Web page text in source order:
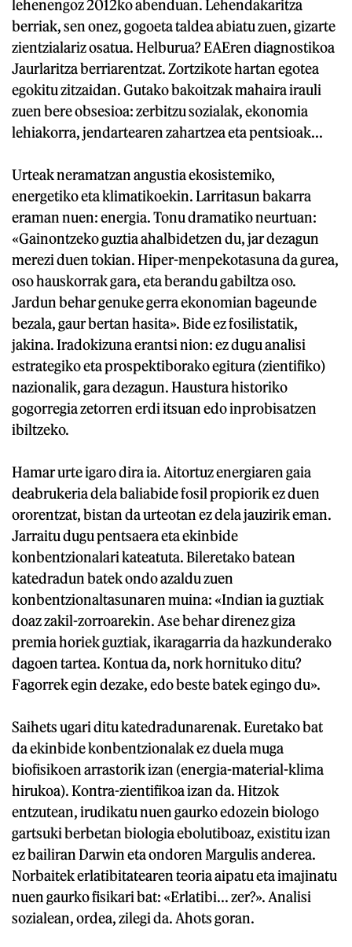
lehenengoz 2012ko abenduan. Lehendakaritza
berriak, sen onez, gogoeta taldea abiatu zuen, gizarte
zientzialariz osatua. Helburua? EAEren diagnostikoa
Jaurlaritza berriarentzat. Zortzikote hartan egotea
egokitu zitzaidan. Gutako bakoitzak mahaira irauli
zuen bere obsesioa: zerbitzu sozialak, ekonomia
lehiakorra, jendartearen zahartzea eta pentsioak...
Urteak neramatzan angustia ekosistemiko,
energetiko eta klimatikoekin. Larritasun bakarra
eraman nuen: energia. Tonu dramatiko neurtuan:
«Gainontzeko guztia ahalbidetzen du, jar dezagun
merezi duen tokian. Hiper-menpekotasuna da gurea,
oso hauskorrak gara, eta berandu gabiltza oso.
Jardun behar genuke gerra ekonomian bageunde
bezala, gaur bertan hasita». Bide ez fosilistatik,
jakina. Iradokizuna erantsi nion: ez dugu analisi
estrategiko eta prospektiborako egitura (zientifiko)
nazionalik, gara dezagun. Haustura historiko
gogorregia zetorren erdi itsuan edo inprobisatzen
ibiltzeko.
Hamar urte igaro dira ia. Aitortuz energiaren gaia
deabrukeria dela baliabide fosil propiorik ez duen
ororentzat, bistan da urteotan ez dela jauzirik eman.
Jarraitu dugu pentsaera eta ekinbide
konbentzionalari kateatuta. Bileretako batean
katedradun batek ondo azaldu zuen
konbentzionaltasunaren muina: «Indian ia guztiak
doaz zakil-zorroarekin. Ase behar direnez giza
premia horiek guztiak, ikaragarria da hazkunderako
dagoen tartea. Kontua da, nork hornituko ditu?
Fagorrek egin dezake, edo beste batek egingo du».
Saihets ugari ditu katedradunarenak. Euretako bat
da ekinbide konbentzionalak ez duela muga
biofisikoen arrastorik izan (energia-material-klima
hirukoa). Kontra-zientifikoa izan da. Hitzok
entzutean, irudikatu nuen gaurko edozein biologo
gartsuki berbetan biologia ebolutiboaz, existitu izan
ez bailiran Darwin eta ondoren Margulis anderea.
Norbaitek erlatibitatearen teoria aipatu eta imajinatu
nuen gaurko fisikari bat: «Erlatibi... zer?». Analisi
sozialean, ordea, zilegi da. Ahots goran.